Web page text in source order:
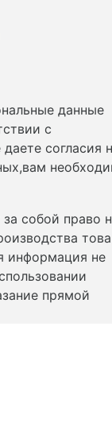
данные
с
согласия
собой право
информация не
прямой